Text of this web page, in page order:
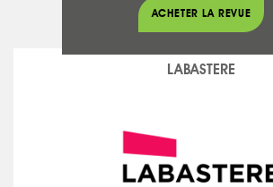
LABASTERE
ACHETER LA REVUE